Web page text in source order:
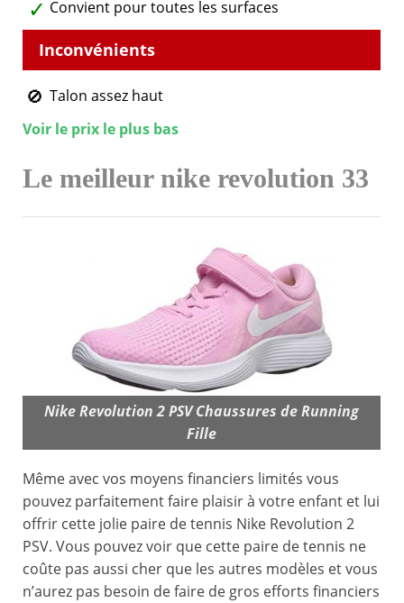
Convient pour toutes les surfaces
Talon assez haut
Voir le prix le plus bas
Le meilleur nike revolution 33
Nike Revolution 2 PSV Chaussures de Running
Fille
Même avec vos moyens financiers limités vous
pouvez parfaitement faire plaisir à votre enfant et lui
offrir cette jolie paire de tennis Nike Revolution 2
PSV. Vous pouvez voir que cette paire de tennis ne
coûte pas aussi cher que les autres modèles et vous
n’aurez pas besoin de faire de gros efforts financiers